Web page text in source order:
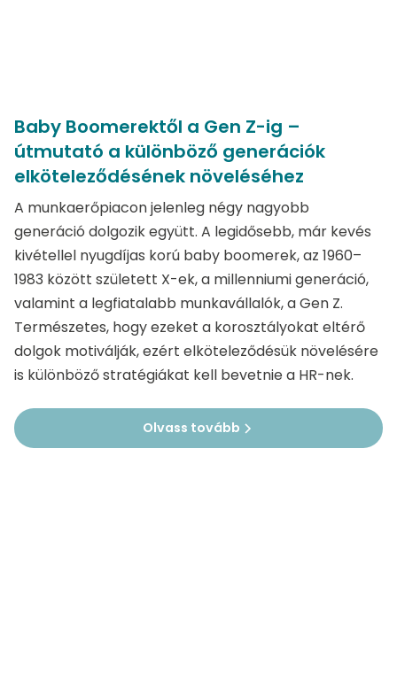
Baby Boomerektől a Gen Z-ig –
útmutató a különböző generációk
elköteleződésének növeléséhez
A munkaerőpiacon jelenleg négy nagyobb
generáció dolgozik együtt. A legidősebb, már kevés
kivétellel nyugdíjas korú baby boomerek, az 1960–
1983 között született X-ek, a millenniumi generáció,
valamint a legfiatalabb munkavállalók, a Gen Z.
Természetes, hogy ezeket a korosztályokat eltérő
dolgok motiválják, ezért elköteleződésük növelésére
is különböző stratégiákat kell bevetnie a HR-nek.
Olvass tovább